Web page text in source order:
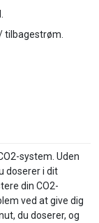
tilbagestrøm.
system. Uden
doserer i dit
din CO2-
ved at give dig
du doserer, og